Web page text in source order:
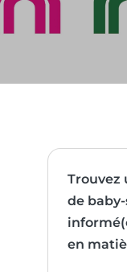
Trouvez
de
en